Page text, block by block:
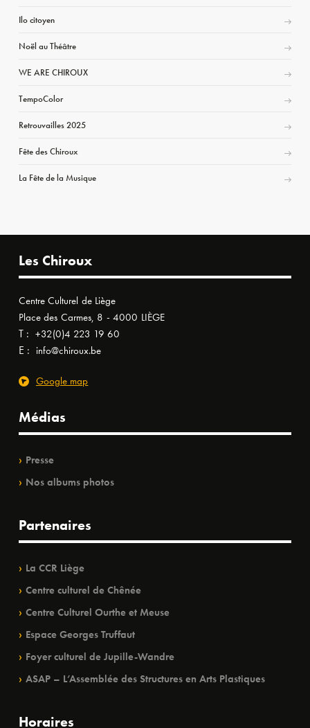
Ilo citoyen
Noël au Théâtre
WE ARE CHIROUX
TempoColor
Retrouvailles 2025
Fête des Chiroux
La Fête de la Musique
Les Chiroux
Centre Culturel de Liège
Place des Carmes, 8 - 4000 LIÈGE
T : +32(0)4 223 19 60
E : info@chiroux.be
Google map
Médias
Presse
Nos albums photos
Partenaires
La CCR Liège
Centre culturel de Chênée
Centre Culturel Ourthe et Meuse
Espace Georges Truffaut
Foyer culturel de Jupille-Wandre
ASAP – L’Assemblée des Structures en Arts Plastiques
Horaires